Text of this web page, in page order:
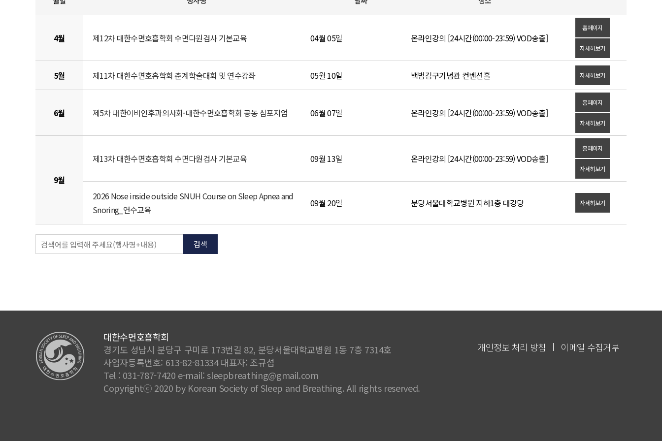
4월 제12차 대한수면호흡학회 수면다원검사 기본교육 04월 05일 온라인강의 [24시간(00:00-23:59) VOD송출]
홈페이지
자세히보기
5월 제11차 대한수면호흡학회 춘계학술대회 및 연수강좌 05월 10일 백범김구기념관 컨벤션홀 자세히보기
6월 제5차 대한이비인후과의사회-대한수면호흡학회 공동 심포지엄 06월 07일 온라인강의 [24시간(00:00-23:59) VOD송출]
홈페이지
자세히보기
9월
제13차 대한수면호흡학회 수면다원검사 기본교육 09월 13일 온라인강의 [24시간(00:00-23:59) VOD송출]
홈페이지
자세히보기
2026 Nose inside outside SNUH Course on Sleep Apnea and
Snoring_연수교육
09월 20일 분당서울대학교병원 지하1층 대강당 자세히보기
검색
대한수면호흡학회
경기도 성남시 분당구 구미로 173번길 82, 분당서울대학교병원 1동 7층 7314호
사업자등록번호: 613-82-81334 대표자: 조규섭
Tel : 031-787-7420 e-mail: sleepbreathing@gmail.com
Copyrightⓒ 2020 by Korean Society of Sleep and Breathing. All rights reserved.
개인정보 처리 방침 이메일 수집거부